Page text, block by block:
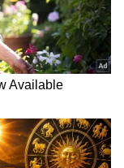
ವಿಧಾನ
ಸರಿಯಾದ
ಮೂಲಕ